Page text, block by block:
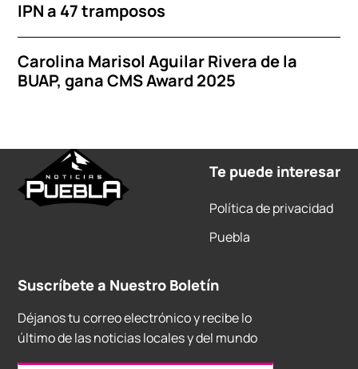
IPN a 47 tramposos
Carolina Marisol Aguilar Rivera de la
BUAP, gana CMS Award 2025
Te puede interesar
Política de privacidad
Puebla
Suscríbete a Nuestro Boletín
Déjanos tu correo electrónico y recibe lo
último de las noticias locales y del mundo